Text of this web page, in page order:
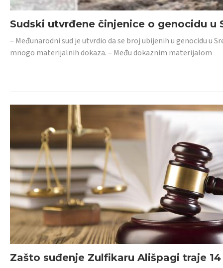
Sudski utvrđene činjenice o genocidu u
– Međunarodni sud je utvrdio da se broj ubijenih u genocidu u
mnogo materijalnih dokaza. – Među dokaznim materijalom
Zašto suđenje Zulfikaru Ališpagi traje